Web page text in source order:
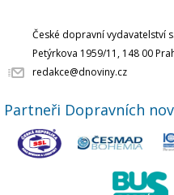
České dopravní vydavatelství
Petýrkova 1959/11, 148 00
redakce@dnoviny.cz
Partneři Dopravních